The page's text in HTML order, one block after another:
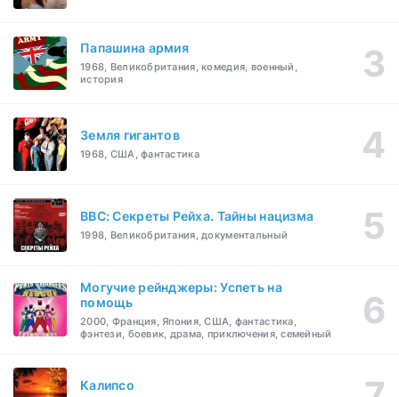
Папашина армия
1968, Великобритания, комедия, военный,
история
Земля гигантов
1968, США, фантастика
BBC: Секреты Рейха. Тайны нацизма
1998, Великобритания, документальный
Могучие рейнджеры: Успеть на
помощь
2000, Франция, Япония, США, фантастика,
фэнтези, боевик, драма, приключения, семейный
Калипсо